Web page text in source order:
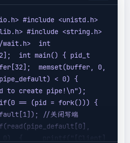
#include <unistd.h>
#include <string.h>
wait.h>
  int
int main() { pid_t
memset(buffer, 0,
< 0) {
to create pipe!\n");
== (pid = fork())) {
//关闭写端
0)  {     printf( "[Client]